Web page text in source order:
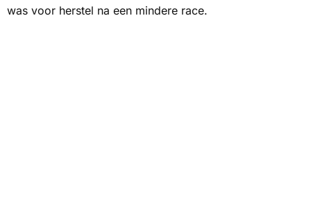
was voor herstel na een mindere race.